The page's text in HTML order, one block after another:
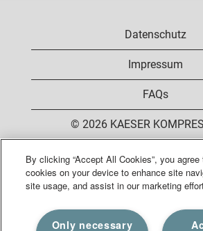
Datenschutz
Impressum
FAQs
© 2026 KAESER
W
i
W
i
d
a
W
i
d
W
i
d
a
By clicking “Accept All Cookies”, you
cookies on your device to enhance site
site usage, and assist in our marketing
Only necessary